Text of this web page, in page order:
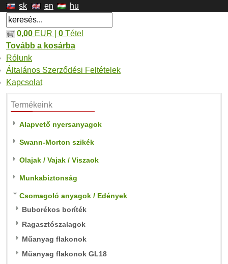
sk en hu
0,00 EUR | 0 Tétel
Tovább a kosárba
Rólunk
Általános Szerződési Feltételek
Kapcsolat
Termékeink
Alapvető nyersanyagok
Swann-Morton szikék
Olajak / Vajak / Viszaok
Munkabiztonság
Csomagoló anyagok / Edények
Buborékos boríték
Ragasztószalagok
Műanyag flakonok
Műanyag flakonok GL18